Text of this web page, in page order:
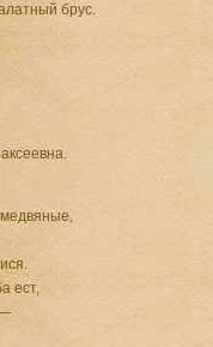
брус.
ест,
—